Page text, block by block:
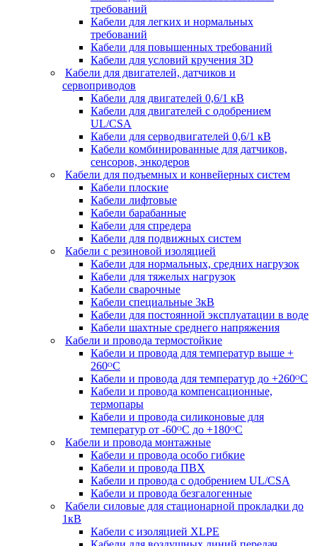
требований
Кабели для легких и нормальных
требований
Кабели для повышенных требований
Кабели для условий кручения 3D
Кабели для двигателей, датчиков и
сервоприводов
Кабели для двигателей 0,6/1 кВ
Кабели для двигателей с одобрением
UL/CSA
Кабели для серводвигателей 0,6/1 кВ
Кабели комбинированные для датчиков,
cенсоров, энкодеров
Кабели для подъемных и конвейерных систем
Кабели плоские
Кабели лифтовые
Кабели барабанные
Кабели для спредера
Кабели для подвижных систем
Кабели с резиновой изоляцией
Кабели для нормальных, средних нагрузок
Кабели для тяжелых нагрузок
Кабели сварочные
Кабели специальные 3кВ
Кабели для постоянной эксплуатации в воде
Кабели шахтные среднего напряжения
Кабели и провода термостойкие
Кабели и провода для температур выше +
260ᴼС
Кабели и провода для температур до +260ᴼС
Кабели и провода компенсационные,
термопары
Кабели и провода силиконовые для
температур от -60ᴼC до +180ᴼС
Кабели и провода монтажные
Кабели и провода особо гибкие
Кабели и провода ПВХ
Кабели и провода с одобрением UL/CSA
Кабели и провода безгалогенные
Кабели силовые для стационарной прокладки до
1кВ
Кабели c изоляцией XLPE